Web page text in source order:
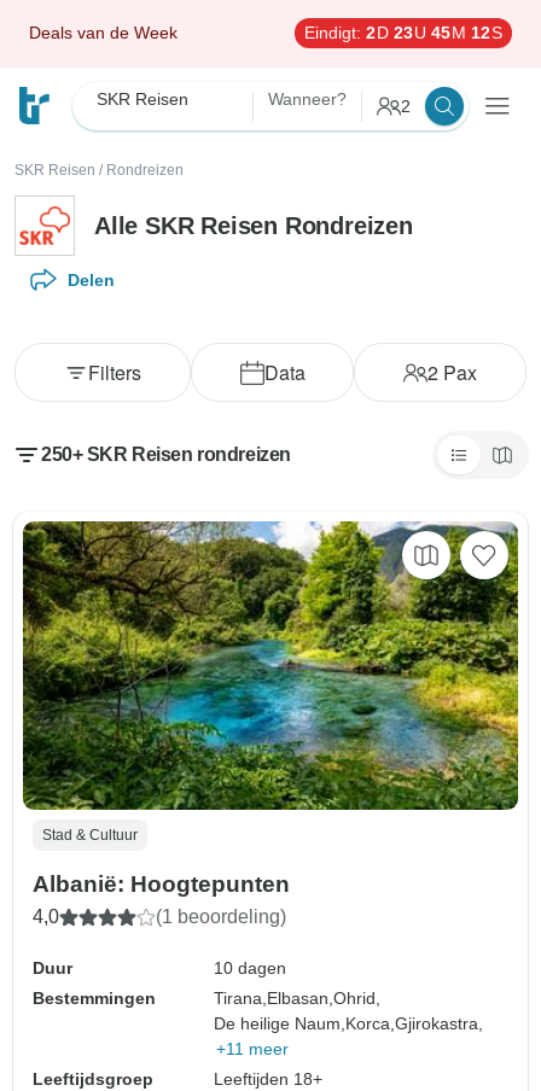
Deals van de Week Eindigt: 2D 23U 45M 10S
SKR Reisen Wanneer? 2
SKR Reisen / Rondreizen
Alle SKR Reisen Rondreizen
Delen
Data 2 Pax
Filters
250+ SKR Reisen rondreizen
Stad & Cultuur
Albanië: Hoogtepunten
4,0 (1 beoordeling)
Duur
10 dagen
Bestemmingen
Tirana, Elbasan,Ohrid,
De heilige Naum, Korca,Gjirokastra,
+11 meer
Leeftijdsgroep
Leeftijden 18+